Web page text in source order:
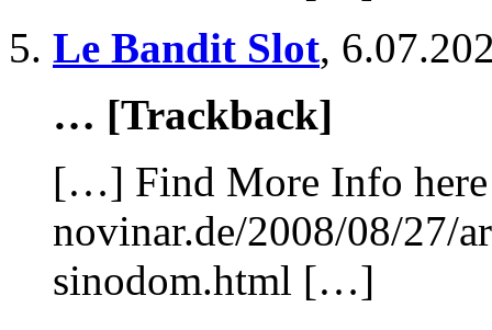
Le Bandit Slot,
… [Trackback]
[…] Find More Info here
novinar.de/2008/08/27/
sinodom.html […]